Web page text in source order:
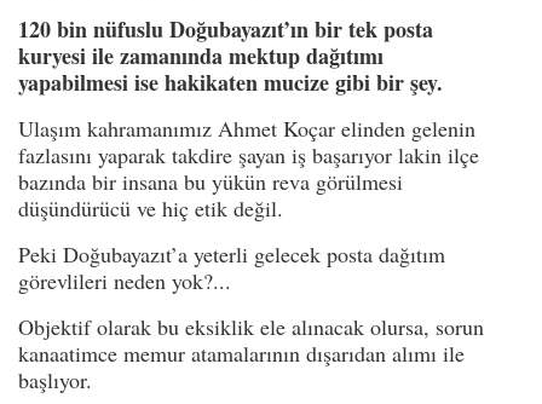
120 bin nüfuslu Doğubayazıt’ın bir tek posta
kuryesi ile zamanında mektup dağıtımı
yapabilmesi ise hakikaten mucize gibi bir şey.
Ulaşım kahramanımız Ahmet Koçar elinden gelenin
fazlasını yaparak takdire şayan iş başarıyor lakin ilçe
bazında bir insana bu yükün reva görülmesi
düşündürücü ve hiç etik değil.
Peki Doğubayazıt’a yeterli gelecek posta dağıtım
görevlileri neden yok?...
Objektif olarak bu eksiklik ele alınacak olursa, sorun
kanaatimce memur atamalarının dışarıdan alımı ile
başlıyor.